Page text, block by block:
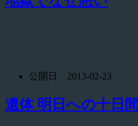
公開日 2013-02-23
遺体 明日への十日間